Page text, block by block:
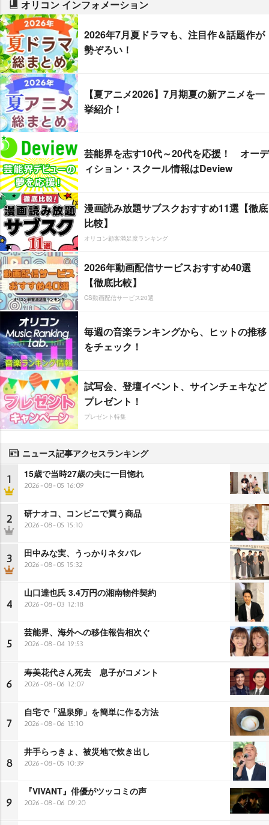
オリコン インフォメーション
2026年7月夏ドラマも、注目作＆話題作が
勢ぞろい！
【夏アニメ2026】7月期夏の新アニメを一
挙紹介！
芸能界を志す10代～20代を応援！ オーデ
ィション・スクール情報はDeview
漫画読み放題サブスクおすすめ11選【徹底
比較】
オリコン顧客満足度ランキング
2026年動画配信サービスおすすめ40選
【徹底比較】
CS動画配信サービス20選
毎週の音楽ランキングから、ヒットの推移
をチェック！
試写会、登壇イベント、サインチェキなど
プレゼント！
プレゼント特集
ニュース記事アクセスランキング
1 15歳で当時27歳の夫に一目惚れ
2026-08-05 16:09
2 研ナオコ、コンビニで買う商品
2026-08-05 15:10
3 田中みな実、うっかりネタバレ
2026-08-05 15:32
4
山口達也氏 3.4万円の湘南物件契約
2026-08-03 12:18
5
芸能界、海外への移住報告相次ぐ
2026-08-04 19:53
6
寿美花代さん死去 息子がコメント
2026-08-06 12:07
7
自宅で「温泉卵」を簡単に作る方法
2026-08-06 15:10
8
井手らっきょ、被災地で炊き出し
2026-08-05 10:39
9
『VIVANT』俳優がツッコミの声
2026-08-06 09:20